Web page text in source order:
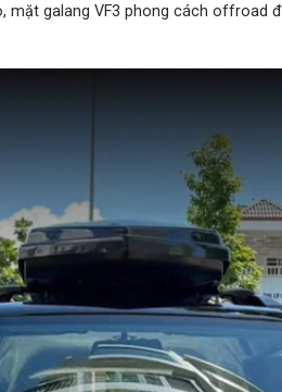
mặt galang VF3 phong cách offroad